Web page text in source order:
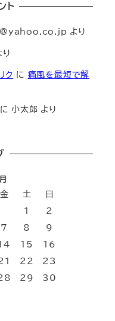
ト
より
り
ク に 痛風を最短で解
に小太郎 より
金 土
日
1
2
7 8
9
15
16
22
23
29
30